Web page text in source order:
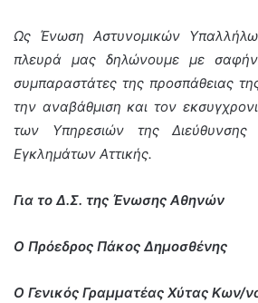
Ως Ένωση Αστυνομικών
πλευρά μας δηλώνουμε με
συμπαραστάτες της προσπάθειας
την αναβάθμιση και τον
των Υπηρεσιών της Διεύθυνσης
Εγκλημάτων Αττικής.
Για το Δ.Σ. της Ένωσης Αθηνών
Ο Πρόεδρος Πάκος Δημοσθένης
Ο Γενικός Γραμματέας Χύτας Κων/